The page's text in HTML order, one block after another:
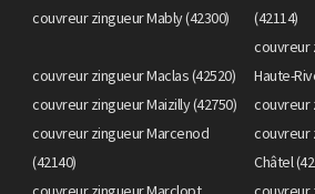
couvreur zingueur Mably (42300)
(42114)
couvreur zingueur Maclas (42520)
couvreur
Haute-
couvreur zingueur Maizilly (42750)
couvreur
couvreur zingueur Marcenod
(42140)
couvreur
Châtel